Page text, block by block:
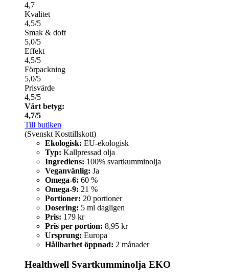
4,7
Kvalitet
4,5/5
Smak & doft
5,0/5
Effekt
4,5/5
Förpackning
5,0/5
Prisvärde
4,5/5
Vårt betyg:
4,7/5
Till butiken
(Svenskt Kosttillskott)
Ekologisk: EU-ekologisk
Typ: Kallpressad olja
Ingrediens: 100% svartkumminolja
Veganvänlig: Ja
Omega-6: 60 %
Omega-9: 21 %
Portioner: 20 portioner
Dosering: 5 ml dagligen
Pris: 179 kr
Pris per portion: 8,95 kr
Ursprung: Europa
Hållbarhet öppnad: 2 månader
Healthwell Svartkumminolja EKO